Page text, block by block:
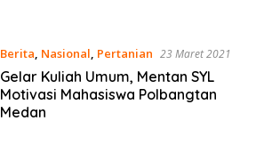
Berita, Nasional, Pertanian 23 Maret 2021
Gelar Kuliah Umum, Mentan SYL
Motivasi Mahasiswa Polbangtan
Medan